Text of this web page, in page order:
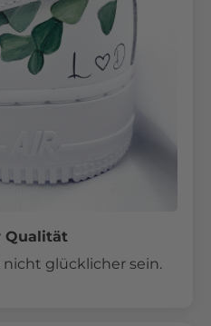
Qualität
glücklicher sein.